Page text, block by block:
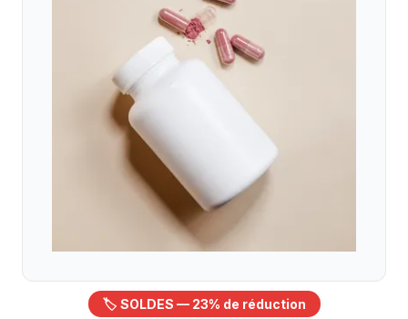
🏷️ SOLDES — 23% de réduction